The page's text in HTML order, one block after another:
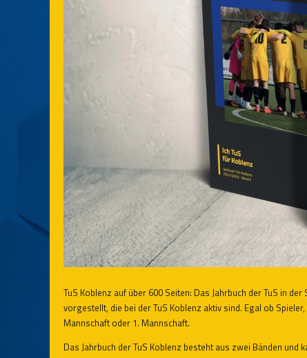
TuS Koblenz auf über 600 Seiten: Das Jahrbuch der TuS in
vorgestellt, die bei der TuS Koblenz aktiv sind. Egal ob
Mannschaft oder 1. Mannschaft.
Das Jahrbuch der TuS Koblenz besteht aus zwei Bänden